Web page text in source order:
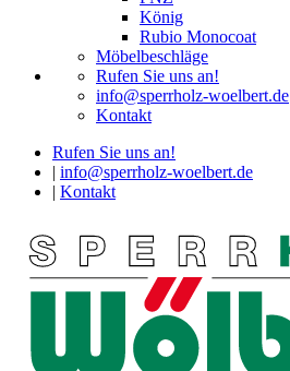
König
Rubio Monocoat
Möbelbeschläge
Rufen Sie uns an!
info@sperrholz-woelbert.de
Kontakt
Rufen Sie uns an!
info@sperrholz-woelbert.de
Kontakt